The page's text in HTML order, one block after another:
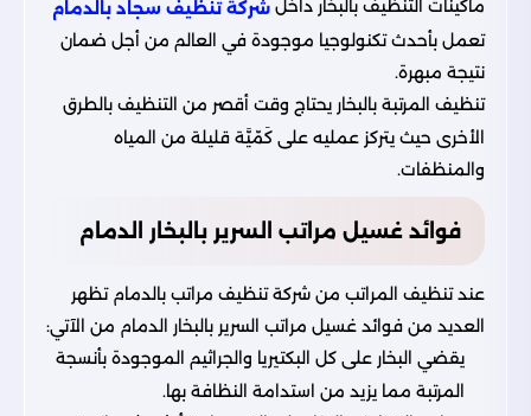
ماكينات التنظيف بالبخار داخل شركة تنظيف سجاد بالدمام
تعمل بأحدث تكنولوجيا موجودة في العالم من أجل ضمان
نتيجة مبهرة.
تنظيف المرتبة بالبخار يحتاج وقت أقصر من التنظيف بالطرق
الأخرى حيث يتركز عمليه على كَمّيَّة قليلة من المياه
والمنظفات.
فوائد غسيل مراتب السرير بالبخار الدمام
عند تنظيف المراتب من شركة تنظيف مراتب بالدمام تظهر
العديد من فوائد غسيل مراتب السرير بالبخار الدمام من الآتي:
يقضي البخار على كل البكتيريا والجراثيم الموجودة بأنسجة
المرتبة مما يزيد من استدامة النظافة بها.